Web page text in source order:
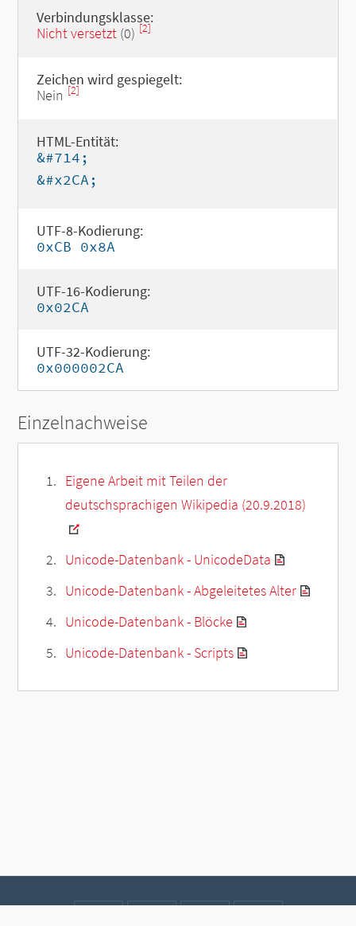
Verbindungsklasse:
Nicht versetzt(0) [2]
Zeichen wird gespiegelt:
Nein [2]
HTML-Entität:
&#714;
&#x2CA;
UTF-8-Kodierung:
0xCB 0x8A
UTF-16-Kodierung:
0x02CA
UTF-32-Kodierung:
0x000002CA
Einzelnachweise
Eigene Arbeit mit Teilen der
deutschsprachigen Wikipedia (20.9.2018)
Unicode-Datenbank - UnicodeData
Unicode-Datenbank - Abgeleitetes Alter
Unicode-Datenbank - Blöcke
Unicode-Datenbank - Scripts